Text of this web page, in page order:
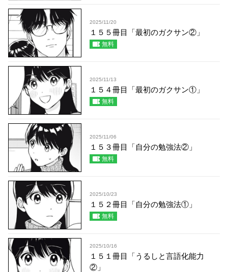
2025/11/20
１５５冊目「最初のガクサン②」
無料
2025/11/13
１５４冊目「最初のガクサン①」
無料
2025/11/06
１５３冊目「自分の勉強法②」
無料
2025/10/23
１５２冊目「自分の勉強法①」
無料
2025/10/16
１５１冊目「うるしと言語化能力
②」